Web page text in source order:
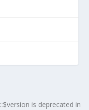
is deprecated in